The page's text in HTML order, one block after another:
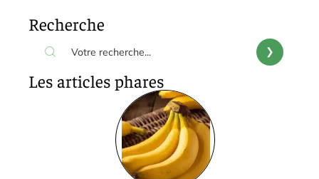
Recherche
Les articles phares